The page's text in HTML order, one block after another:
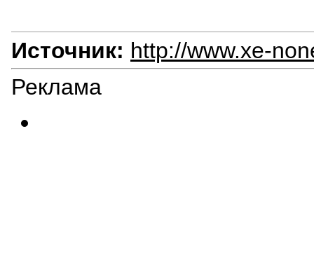
Источник: http://www.xe-
Реклама